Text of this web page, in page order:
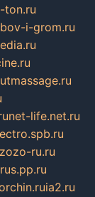
ton.ru
i-grom.ru
net-life.net.ru
ru.ru
ia2.ru